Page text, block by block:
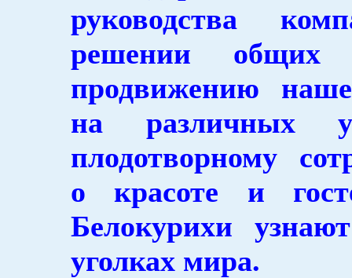
руководства
решении общих
продвижению
на различных
плодотворному
о красоте и
Белокурихи
уголках мира.